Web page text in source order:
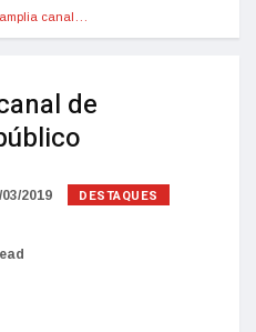
canal…
de
03/2019 DESTAQUES